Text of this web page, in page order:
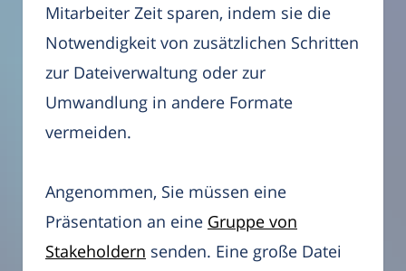
Mitarbeiter Zeit sparen, indem sie die
Notwendigkeit von zusätzlichen Schritten
zur Dateiverwaltung oder zur
Umwandlung in andere Formate
vermeiden.
Angenommen, Sie müssen eine
Präsentation an eine Gruppe von
Stakeholdern senden. Eine große Datei